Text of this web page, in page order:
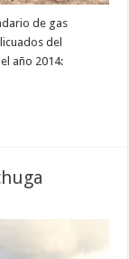
de gas
del
año 2014: